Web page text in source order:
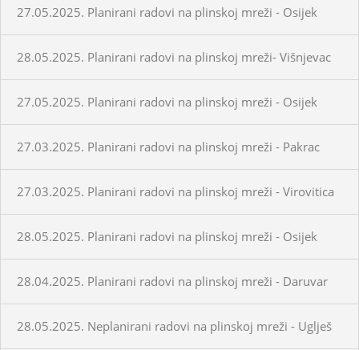
27.05.2025. Planirani radovi na plinskoj mreži - Osijek
28.05.2025. Planirani radovi na plinskoj mreži- Višnjevac
27.05.2025. Planirani radovi na plinskoj mreži - Osijek
27.03.2025. Planirani radovi na plinskoj mreži - Pakrac
27.03.2025. Planirani radovi na plinskoj mreži - Virovitica
28.05.2025. Planirani radovi na plinskoj mreži - Osijek
28.04.2025. Planirani radovi na plinskoj mreži - Daruvar
28.05.2025. Neplanirani radovi na plinskoj mreži - Uglješ